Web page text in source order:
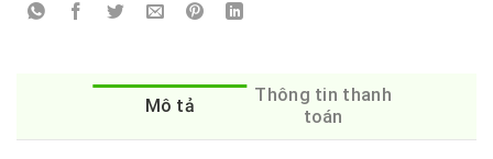
Mô tả
Thông tin thanh
toán